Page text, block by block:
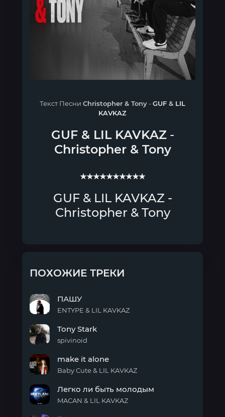
Текст Песни Christopher & Tony-GUF & LIL
KAVKAZ
GUF& LIL KAVKAZ-
Christopher & Tony
★★★★★★★★★★
GUF & LIL KAVKAZ -
Christopher & Tony
ПОХОЖИЕ ТРЕКИ
ПАШУ
ENTYPE & LIL KAVKAZ
Stark
Tony Stark
spivinoid
it
alone
make it alone
Baby Cute & LIL KAVKAZ
Легко ли быть молодым
MACAN & LIL KAVKAZ